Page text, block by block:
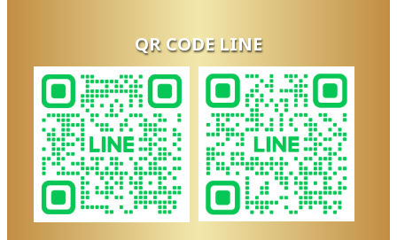
QR CODE LINE